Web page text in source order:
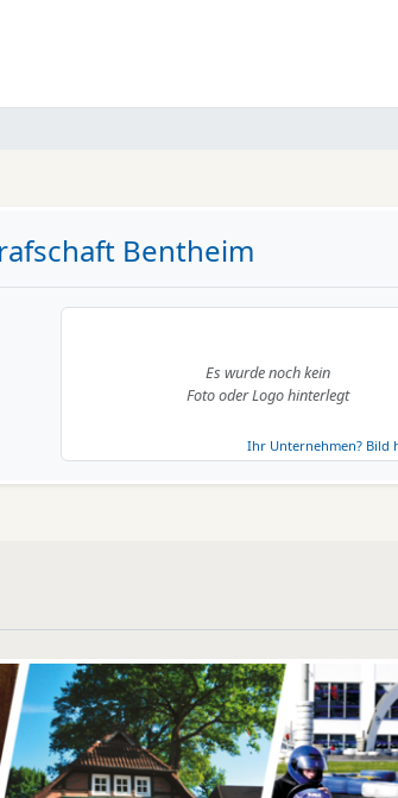
Bentheim
Es wurde noch kein
Foto oder Logo hinterlegt
Ihr Unternehmen? Bild